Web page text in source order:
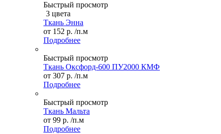
Быстрый просмотр
3 цвета
Ткань Энна
от 152 р. /п.м
Подробнее
Быстрый просмотр
Ткань Оксфорд-600 ПУ2000 КМФ
от 307 р. /п.м
Подробнее
Быстрый просмотр
Ткань Мальта
от 99 р. /п.м
Подробнее